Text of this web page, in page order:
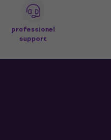
professionel
support